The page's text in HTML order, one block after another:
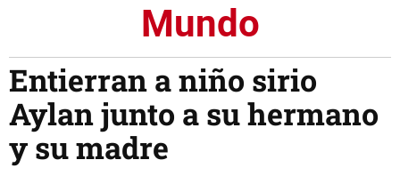
Mundo
Entierran a niño sirio
Aylan junto a su hermano
y su madre